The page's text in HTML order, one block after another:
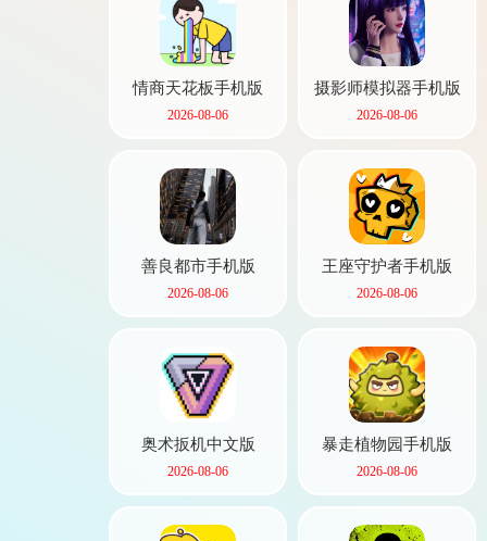
情商天花板手机版
2026-08-06
摄影师模拟器手机版
2026-08-06
善良都市手机版
2026-08-06
王座守护者手机版
2026-08-06
奥术扳机中文版
2026-08-06
暴走植物园手机版
2026-08-06